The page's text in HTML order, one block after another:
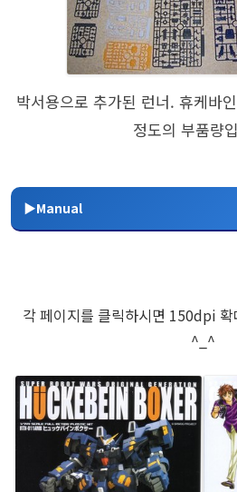
박서용으로 추가된 런너. 휴케바
정도의 부품량
▶Manual
각 페이지를 클릭하시면 150dpi
^_^